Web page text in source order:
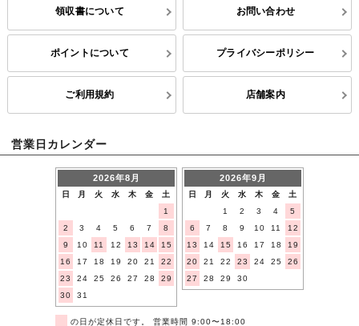
領収書について お問い合わせ
ポイントについて プライバシーポリシー
ご利用規約 店舗案内
営業日カレンダー
2026年8月
日 月 火 水 木 金
土
1
2
3 4 5 6 7
8
9
10 11 12 13 14
15
16
17 18 19 20 21
22
23
24 25 26 27 28
29
30
31
2026年9月
日 月 火 水 木 金
土
1
2 3 4
5
6
7 8 9 10 11
12
13
14 15 16 17 18
19
20
21 22 23 24 25
26
27
28 29 30
の日が定休日です。 営業時間 9:00〜18:00